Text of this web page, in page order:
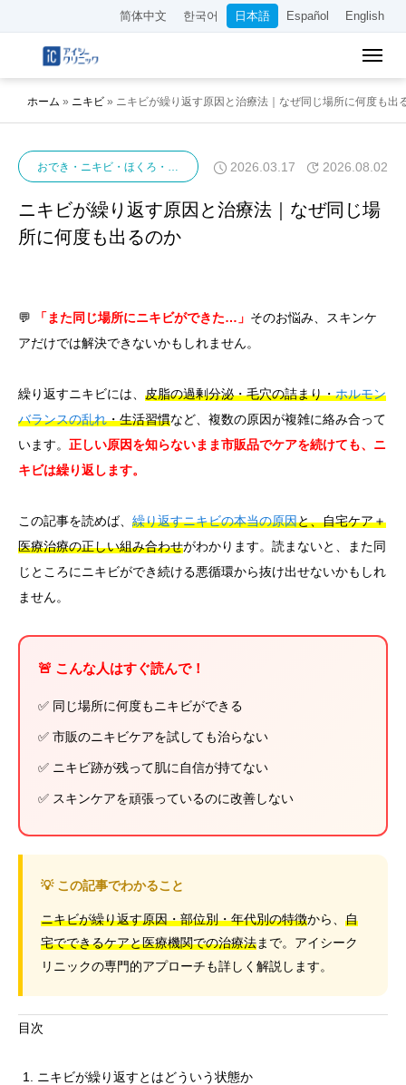
简体中文 한국어 日本語 Español English
ホーム » ニキビ » ニキビが繰り返す原因と治療法｜なぜ同じ場所に何度も出
おでき・ニキビ・ほくろ・イボ ニキビ2026.03.17 2026.08.02
ニキビが繰り返す原因と治療法｜なぜ同じ場
所に何度も出るのか
💬 「また同じ場所にニキビができた…」 そのお悩み、スキンケ
アだけでは解決できないかもしれません。
繰り返すニキビには、 皮脂の過剰分泌・毛穴の詰まり・ホルモン
バランスの乱れ・生活習慣など、複数の原因が複雑に絡み合って
います。 正しい原因を知らないまま市販品でケアを続けても、ニ
キビは繰り返します。
この記事を読めば、 繰り返すニキビの本当の原因と、自宅ケア＋
医療治療の正しい組み合わせがわかります。読まないと、また同
じところにニキビができ続ける悪循環から抜け出せないかもしれ
ません。
🚨 こんな人はすぐ読んで！
✅ 同じ場所に何度もニキビができる
✅ 市販のニキビケアを試しても治らない
✅ ニキビ跡が残って肌に自信が持てない
✅ スキンケアを頑張っているのに改善しない
💡 この記事でわかること
ニキビが繰り返す原因・部位別・年代別の特徴から、 自
宅でできるケアと医療機関での治療法まで。アイシーク
リニックの専門的アプローチも詳しく解説します。
目次
ニキビが繰り返すとはどういう状態か